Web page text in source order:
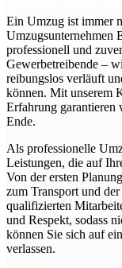
Ein Umzug ist immer
Umzugsunternehmen
professionell und
Gewerbetreibende –
reibungslos verläuft
können. Mit unserem
Erfahrung garantieren
Ende.
Als professionelle
Leistungen, die auf
Von der ersten
zum Transport und
qualifizierten
und Respekt, sodass
können Sie sich auf
verlassen.